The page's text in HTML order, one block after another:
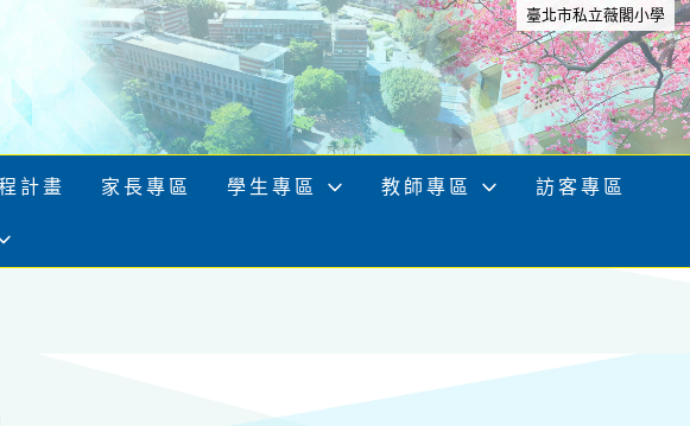
臺北市私立薇閣小學
計畫 家長專區 學生專區 教師專區 訪客專區